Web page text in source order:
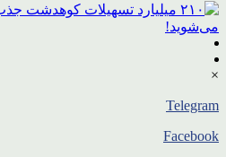
×
Telegram
Facebook